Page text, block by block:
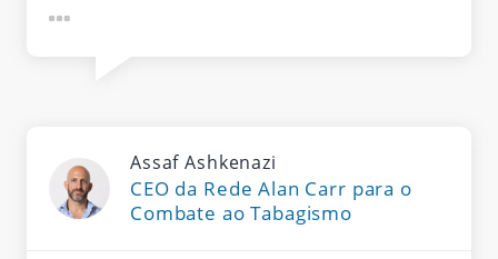
Assaf Ashkenazi
CEO da Rede Alan Carr para o
Combate ao Tabagismo